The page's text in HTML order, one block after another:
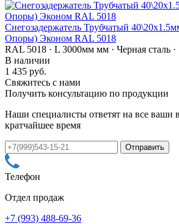
Снегозадержатель Трубчатый
Опоры) Эконом RAL 5018
RAL 5018 · L 3000мм мм · Черная сталь ·
В наличии
1 435 руб.
Свяжитесь с нами
Получить консультацию по продукции
Наши специалисты ответят на все ваши
кратчайшее время
Телефон
Отдел продаж
+7 (993) 488-69-36